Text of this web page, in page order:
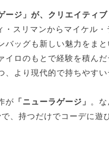
ージ」が、クリエイティ
・スリマンからマイケル
バッグも新しい魅力をまと
イロのもとで経験を積ん
、より現代的で持ちやすい
が 「ニューラゲージ」 。
で、持つだけでコーデに遊